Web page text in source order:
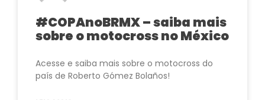
#COPAnoBRMX – saiba mais
sobre o motocross no México
Acesse e saiba mais sobre o motocross do
país de Roberto Gómez Bolaños!